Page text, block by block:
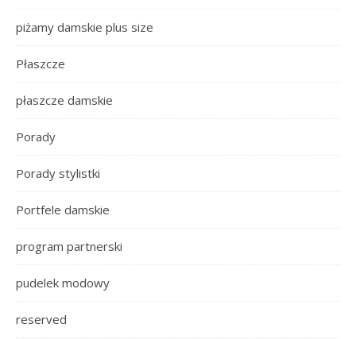
piżamy damskie plus size
Płaszcze
płaszcze damskie
Porady
Porady stylistki
Portfele damskie
program partnerski
pudelek modowy
reserved